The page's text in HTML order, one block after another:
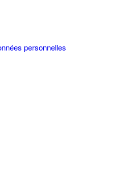
personnelles